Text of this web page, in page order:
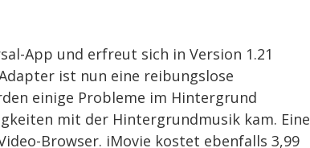
App und erfreut sich in Version 1.21
ist nun eine reibungslose
einige Probleme im Hintergrund
mit der Hintergrundmusik kam. Eine
Browser. iMovie kostet ebenfalls 3,99